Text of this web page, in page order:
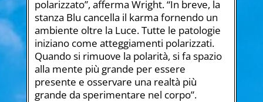
polarizzato”, afferma Wright. “In breve, la
stanza Blu cancella il karma fornendo un
ambiente oltre la Luce. Tutte le patologie
iniziano come atteggiamenti polarizzati.
Quando si rimuove la polarità, si fa spazio
alla mente più grande per essere
presente e osservare una realtà più
grande da sperimentare nel corpo”.